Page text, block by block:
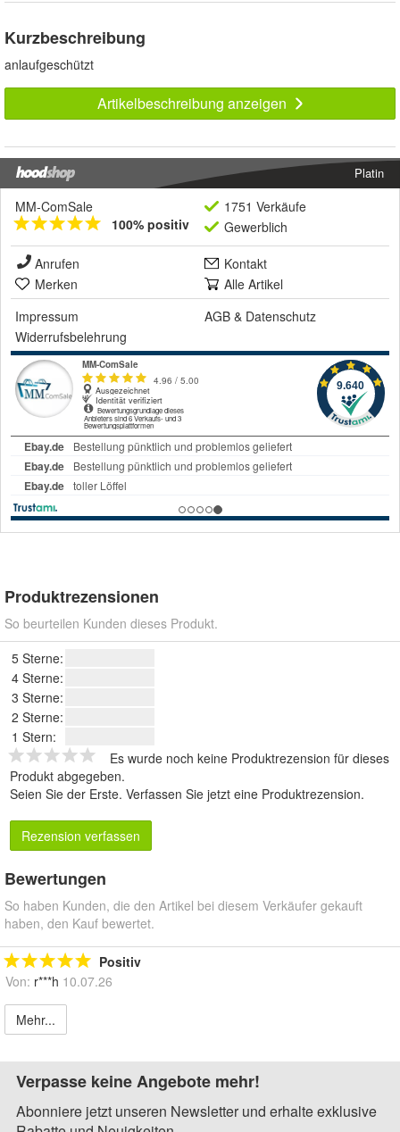
Kurzbeschreibung
anlaufgeschützt
Artikelbeschreibung anzeigen
Platin
MM-ComSale
100% positiv
1751 Verkäufe
Gewerblich
Anrufen
Kontakt
Merken
Alle Artikel
Impressum
AGB & Datenschutz
Widerrufsbelehrung
Produktrezensionen
So beurteilen Kunden dieses Produkt.
5 Sterne:
4 Sterne:
3 Sterne:
2 Sterne:
1 Stern:
Es wurde noch keine Produktrezension für dieses
Produkt abgegeben.
Seien Sie der Erste. Verfassen Sie jetzt eine Produktrezension.
Rezension verfassen
Bewertungen
So haben Kunden, die den Artikel bei diesem Verkäufer gekauft
haben, den Kauf bewertet.
Positiv
Von: r***h 10.07.26
Mehr...
Verpasse keine Angebote mehr!
Abonniere jetzt unseren Newsletter und erhalte exklusive